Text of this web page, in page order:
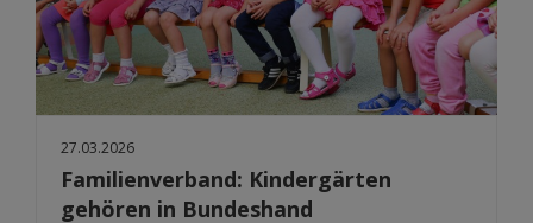
27.03.2026
Familienverband: Kindergärten
gehören in Bundeshand